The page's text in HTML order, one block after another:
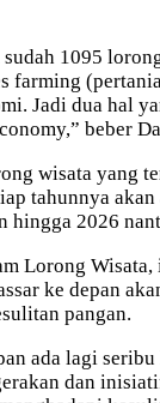
1095
farming
Jadi dua hal
beber
wisata yang
tahunnya
hingga 2026
Lorong Wisata,
ke depan
pangan.
ada lagi
dan